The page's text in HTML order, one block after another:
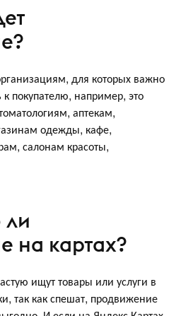
для которых важно
покупателю, например, это
аптекам,
одежды, кафе,
салонам красоты,
на картах?
ищут товары или услуги в
так как спешат, продвижение